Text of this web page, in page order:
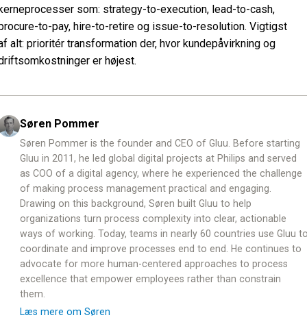
som: strategy-to-execution, lead-to-cash,
to-pay, hire-to-retire og issue-to-resolution. Vigtigst
alt: prioritér transformation der, hvor kundepåvirkning og
er højest.
Søren Pommer
Søren Pommer is the founder and CEO of Gluu. Before starting
Gluu in 2011, he led global digital projects at Philips and served
as COO of a digital agency, where he experienced the challenge
of making process management practical and engaging.
Drawing on this background, Søren built Gluu to help
organizations turn process complexity into clear, actionable
ways of working. Today, teams in nearly 60 countries use Gluu
coordinate and improve processes end to end. He continues to
advocate for more human-centered approaches to process
excellence that empower employees rather than constrain
them.
Læs mere om Søren